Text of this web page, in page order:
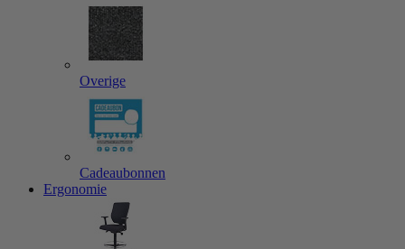
Overige
Cadeaubonnen
Ergonomie